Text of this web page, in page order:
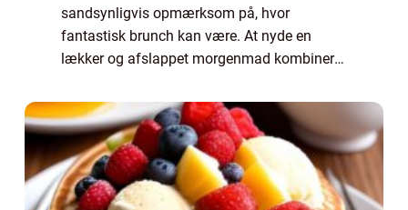
sandsynligvis opmærksom på, hvor
fantastisk brunch kan være. At nyde en
lækker og afslappet morgenmad kombineret
i mange lande verden over. Og hvis du
ønsker at gl...